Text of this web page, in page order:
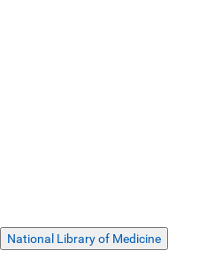
National Library of Medicine